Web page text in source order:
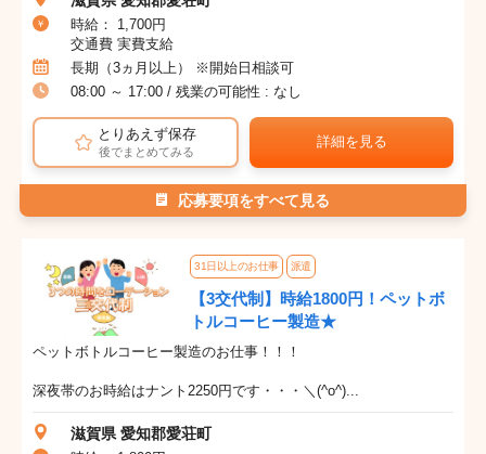
時給： 1,700円
交通費 実費支給
長期（3ヵ月以上） ※開始日相談可
08:00 ～ 17:00 / 残業の可能性 : なし
とりあえず保存
後でまとめてみる
詳細を見る
応募要項をすべて見る
31日以上のお仕事 派遣
【3交代制】時給1800円！ペットボ
トルコーヒー製造★
ペットボトルコーヒー製造のお仕事！！！
深夜帯のお時給はナント2250円です・・・＼(^o^)...
滋賀県 愛知郡愛荘町